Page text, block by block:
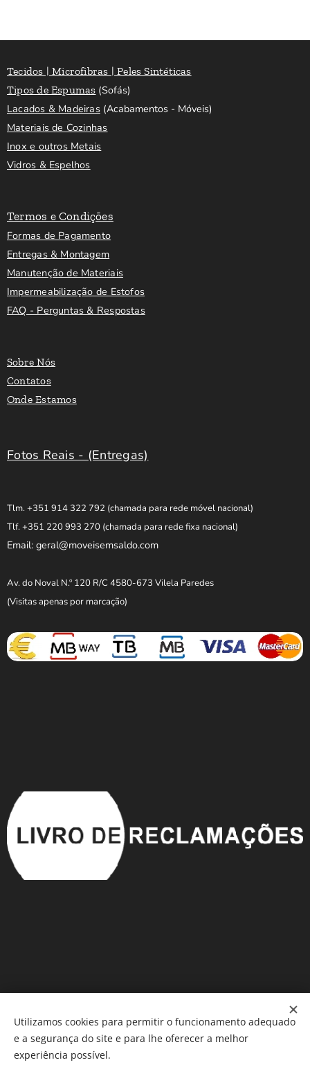
Tecidos | Microfibras | Peles Sintéticas
Tipos de Espumas (Sofás)
Lacados & Madeiras(Acabamentos - Móveis)
Materiais de Cozinhas
Inox e outros Metais
Vidros & Espelhos
Termos e Condições
Formas de Pagamento
Entregas & Montagem
Manutenção de Materiais
Impermeabilização de Estofos
FAQ - Perguntas & Respostas
Sobre Nós
Contatos
Onde Estamos
Fotos Reais - (Entregas)
Tlm. +351 914 322 792 (chamada para rede móvel nacional)
Tlf. +351 220 993 270 (chamada para rede fixa nacional)
Email: geral@moveisemsaldo.com
Av. do Noval N.º 120 R/C 4580-673 Vilela Paredes
(Visitas apenas por marcação)
Móveis em Saldo ®️ Cookies
Utilizamos cookies para permitir o funcionamento adequado
e a segurança do site e para lhe oferecer a melhor
experiência possível.